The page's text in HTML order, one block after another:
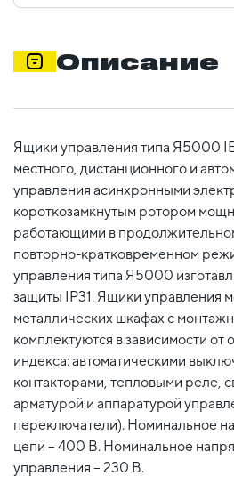
Описание
Ящики управления типа Я5000
местного, дистанционного и
управления асинхронными
короткозамкнутым ротором
работающими в
повторно-кратковременном
управления типа Я5000
защиты IP31. Ящики управления
металлических шкафах с
комплектуются в зависимости от
индекса: автоматическими
контакторами, тепловыми реле,
арматурой и аппаратурой
переключатели). Номинальное
цепи – 400 В. Номинальное
управления – 230 В.